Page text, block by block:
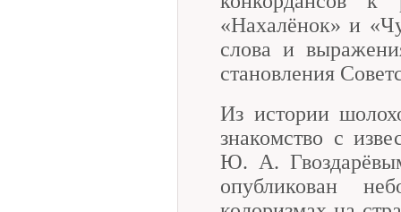
«Нахалёнок» и
слова и
становления
Из истории
знакомство с
Ю. А.
опубликован